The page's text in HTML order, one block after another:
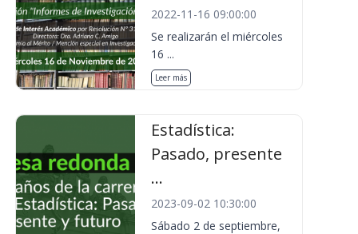
2022-11-16 09:00:00
Se realizarán el miércoles
16 ...
Leer más
Estadística:
Pasado, presente
...
2023-09-02 10:30:00
Sábado 2 de septiembre,